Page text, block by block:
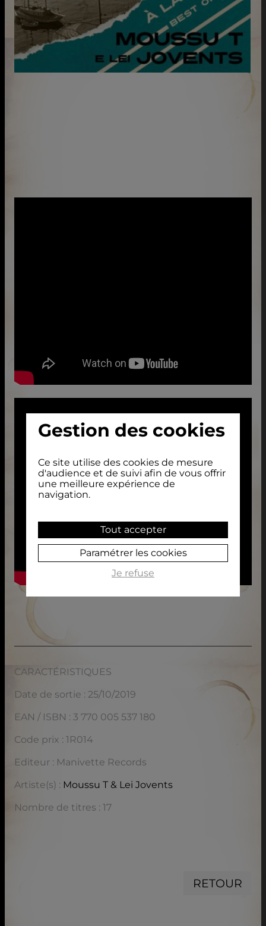
CARACTÉRISTIQUES
Date de sortie : 25/10/2019
EAN / ISBN : 3 770 005 537 180
Code prix : 1R014
Editeur : Manivette Records
Artiste(s) : Moussu T & Lei Jovents
Nombre de titres : 17
RETOUR
Gestion des cookies
Ce site utilise des cookies de mesure
d'audience et de suivi afin de vous offrir
une meilleure expérience de
navigation.
Tout accepter
Paramétrer les cookies
Je refuse